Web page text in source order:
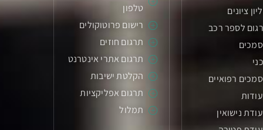
ציונים
לספר רכב
רפואיים
נישואין
טלפון
רישום פרוטוקולים
תרגום חוזים
תרגום אתרי אינטרנט
הקלטת ישיבות
תרגום אפליקציות
תמלול